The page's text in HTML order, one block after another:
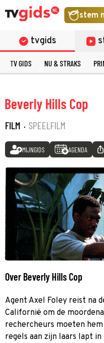
stem
tvgids
TV GIDS NU & STRAKS
Beverly Hills Cop
FILM · SPEELFILM
MIJNGIDS AGENDA
Over Beverly Hills Cop
Agent Axel Foley reist na
Californië om de
rechercheurs moeten
regels aan zijn laars lapt